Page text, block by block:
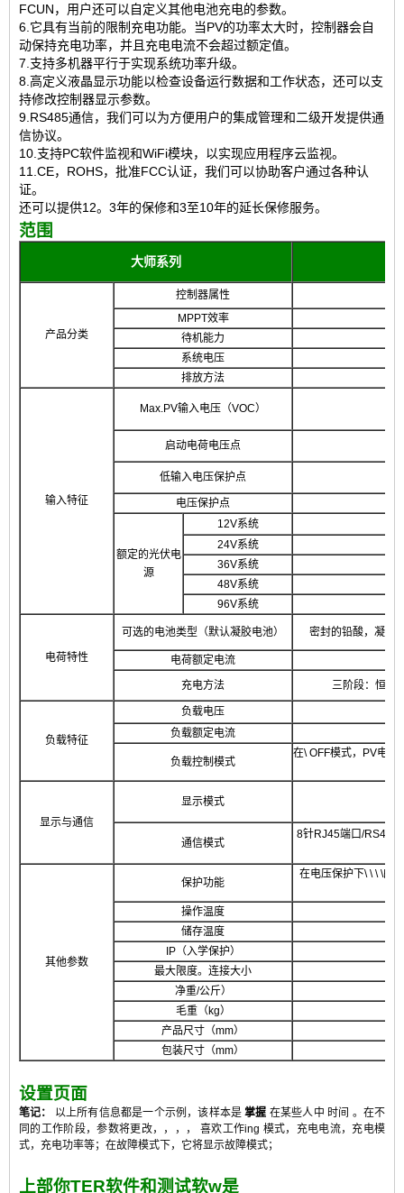
FCUN，用户还可以自定义其他电池充电的参数。
6.它具有当前的限制充电功能。当PV的功率太大时，控制器会自
动保持充电功率，并且充电电流不会超过额定值。
7.支持多机器平行于实现系统功率升级。
8.高定义液晶显示功能以检查设备运行数据和工作状态，还可以支
持修改控制器显示参数。
9.RS485通信，我们可以为方便用户的集成管理和二级开发提供通
信协议。
10.支持PC软件监视和WiFi模块，以实现应用程序云监视。
11.CE，ROHS，批准FCC认证，我们可以协助客户通过各种认
证。
还可以提供12。3年的保修和3至10年的延长保修服务。
范围
大师系列
产品分类
控制器属性
MPPT效率
待机能力
系统电压
排放方法
输入特征
Max.PV输入电压（VOC）
启动电荷电压点
低输入电压保护点
电压保护点
额定的光伏电
源
12V系统
24V系统
36V系统
48V系统
96V系统
电荷特性
可选的电池类型（默认凝胶电池） 密封的铅酸，凝胶
电荷额定电流
充电方法
三阶段：恒定
负载特征
负载电压
负载额定电流
负载控制模式
在\ OFF模式，PV电压
显示与通信
显示模式
通信模式
8针RJ45端口/
其他参数
保护功能
在电压保护下\ \ \ \的
操作温度
储存温度
IP（入学保护）
最大限度。连接大小
净重/公斤）
毛重（kg）
产品尺寸（mm）
包装尺寸（mm）
设置页面
笔记： 以上所有信息都是一个示例，该样本是 掌握 在某些人中 时间 。在不
同的工作阶段，参数将更改，，，， 喜欢工作ing 模式，充电电流，充电模
式，充电功率等；在故障模式下，它将显示故障模式；
上部你TER软件和测试软w是